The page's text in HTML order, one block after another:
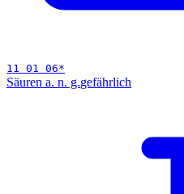
11 01 06*
Säuren a. n. g.gefährlich